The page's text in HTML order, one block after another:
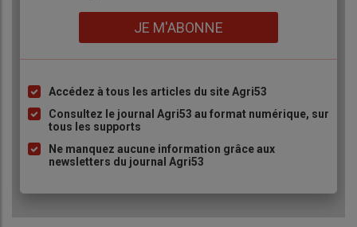
JE M'ABONNE
Liste
à
puce
Accédez à tous les articles du site Agri53
Consultez le journal Agri53 au format numérique, sur
tous les supports
Ne manquez aucune information grâce aux
newsletters du journal Agri53